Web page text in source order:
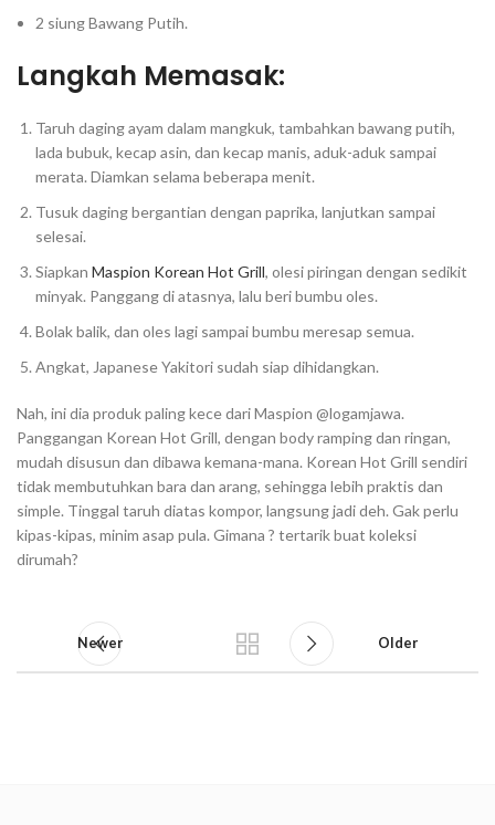
2 siung Bawang Putih.⁣
Langkah Memasak:⁣⁣⁣⁣
Taruh daging ayam dalam mangkuk, tambahkan bawang putih,
lada bubuk, kecap asin, dan kecap manis, aduk-aduk sampai
merata. Diamkan selama beberapa menit.⁣⁣⁣⁣
Tusuk daging bergantian dengan paprika, lanjutkan sampai
selesai.⁣⁣⁣⁣
Siapkan Maspion Korean Hot Grill, olesi piringan dengan sedikit
minyak. Panggang di atasnya, lalu beri bumbu oles.⁣
Bolak balik, dan oles lagi sampai bumbu meresap semua.⁣⁣⁣⁣
Angkat, Japanese Yakitori sudah siap dihidangkan. ⁣⁣⁣⁣
Nah, ini dia produk paling kece dari Maspion @logamjawa.
Panggangan Korean Hot Grill, dengan body ramping dan ringan,
mudah disusun dan dibawa kemana-mana. Korean Hot Grill sendiri
tidak membutuhkan bara dan arang, sehingga lebih praktis dan
simple. Tinggal taruh diatas kompor, langsung jadi deh. Gak perlu
kipas-kipas, minim asap pula. Gimana ? tertarik buat koleksi
dirumah?
Newer Older